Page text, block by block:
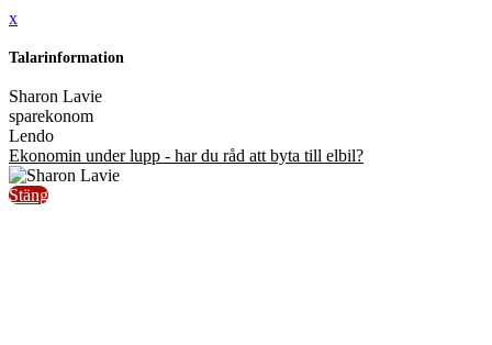
x
Talarinformation
Sharon Lavie
sparekonom
Lendo
Ekonomin under lupp - har du råd att byta till elbil?
Stäng